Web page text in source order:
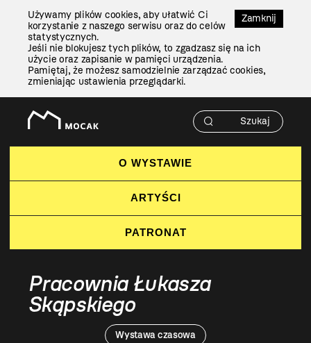
Zamknij
Używamy plików cookies, aby ułatwić Ci
korzystanie z naszego serwisu oraz do celów
statystycznych.
Jeśli nie blokujesz tych plików, to zgadzasz się na ich
użycie oraz zapisanie w pamięci urządzenia.
Pamiętaj, że możesz samodzielnie zarządzać cookies,
zmieniając ustawienia przeglądarki.
O WYSTAWIE
ARTYŚCI
PATRONAT
Wystawa czasowa
Pracownia Łukasza
Skąpskiego